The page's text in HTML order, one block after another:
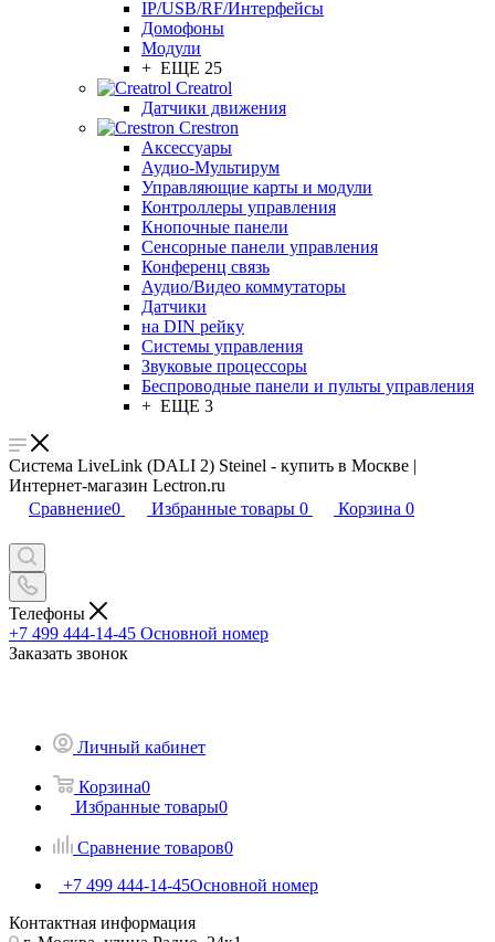
IP/USB/RF/Интерфейсы
Домофоны
Модули
+ ЕЩЕ 25
Creatrol
Датчики движения
Crestron
Аксессуары
Аудио-Мультирум
Управляющие карты и модули
Контроллеры управления
Кнопочные панели
Сенсорные панели управления
Конференц связь
Аудио/Видео коммутаторы
Датчики
на DIN рейку
Системы управления
Звуковые процессоры
Беспроводные панели и пульты управления
+ ЕЩЕ 3
Система LiveLink (DALI 2) Steinel - купить в Москве |
Интернет-магазин Lectron.ru
Сравнение0 Избранные товары 0 Корзина 0
Телефоны
+7 499 444-14-45 Основной номер
Заказать звонок
Личный кабинет
Корзина0
Избранные товары0
Сравнение товаров0
+7 499 444-14-45Основной номер
Контактная информация